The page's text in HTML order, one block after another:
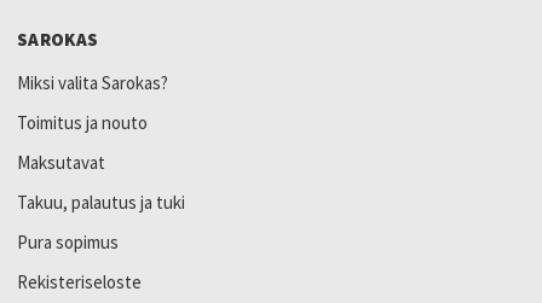
SAROKAS
Miksi valita Sarokas?
Toimitus ja nouto
Maksutavat
Takuu, palautus ja tuki
Pura sopimus
Rekisteriseloste